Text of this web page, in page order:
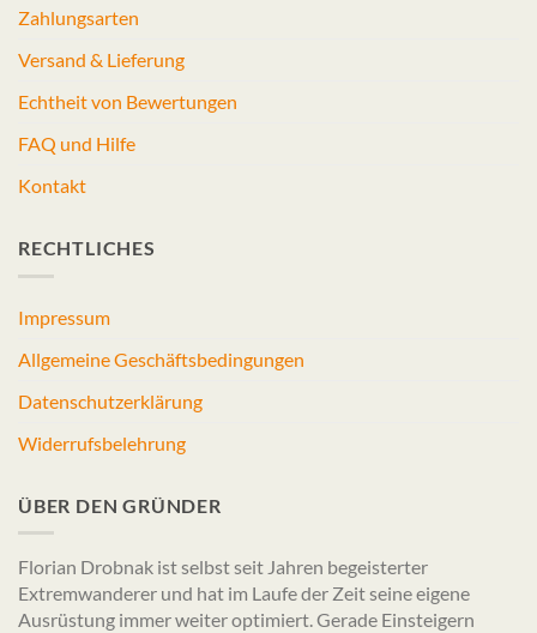
Zahlungsarten
Versand & Lieferung
Echtheit von Bewertungen
FAQ und Hilfe
Kontakt
RECHTLICHES
Impressum
Allgemeine Geschäftsbedingungen
Datenschutzerklärung
Widerrufsbelehrung
ÜBER DEN GRÜNDER
Florian Drobnak ist selbst seit Jahren begeisterter
Extremwanderer und hat im Laufe der Zeit seine eigene
Ausrüstung immer weiter optimiert. Gerade Einsteigern